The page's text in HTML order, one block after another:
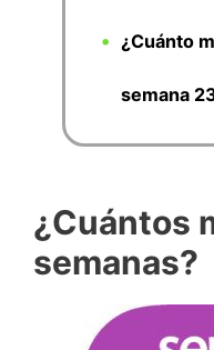
¿Cuánto
semana
¿Cuántos
semanas?